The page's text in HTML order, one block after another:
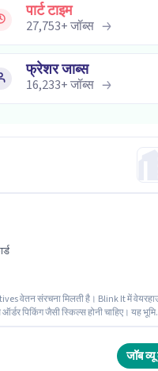
पार्ट टाइम
27,753+जॉब्स
फ्रेशर जाब्स
16,233+जॉब्स
वेतन संरचना मिलती है। Blink It में
पिकिंग जैसी स्किल्स होनी चाहिए। यह
जॉब